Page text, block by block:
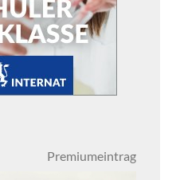
Premiumeintrag